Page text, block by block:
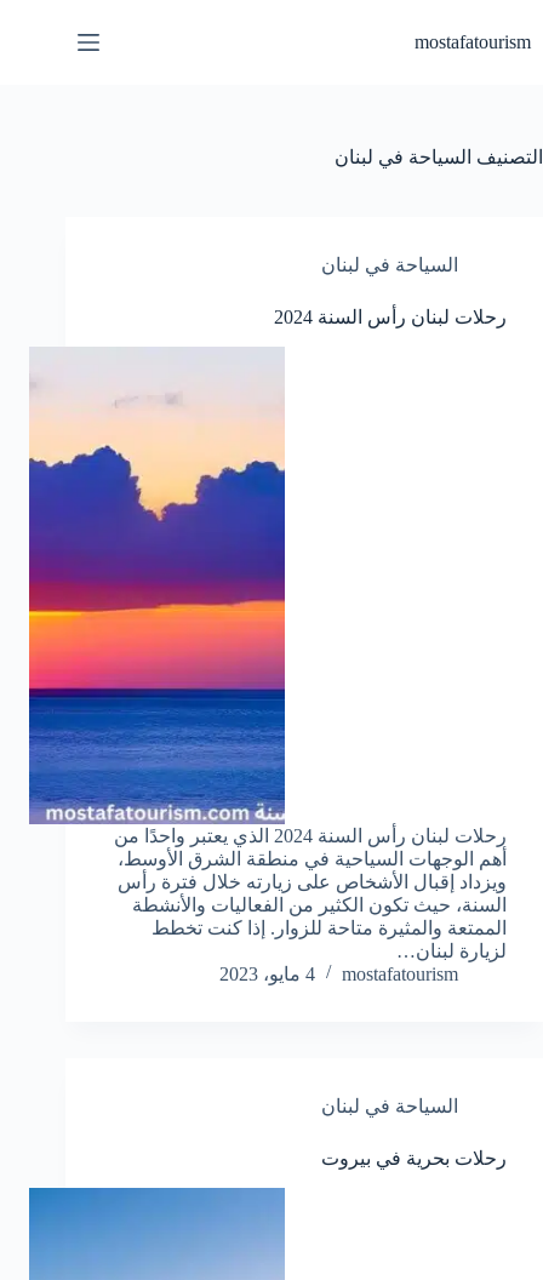
mostafatourism
التصنيف السياحة في لبنان
السياحة في لبنان
رحلات لبنان رأس السنة 2024
رحلات لبنان رأس السنة 2024 الذي يعتبر واحدًا من
أهم الوجهات السياحية في منطقة الشرق الأوسط،
ويزداد إقبال الأشخاص على زيارته خلال فترة رأس
السنة، حيث تكون الكثير من الفعاليات والأنشطة
الممتعة والمثيرة متاحة للزوار. إذا كنت تخطط
لزيارة لبنان…
mostafatourism
4 مايو، 2023
السياحة في لبنان
رحلات بحرية في بيروت